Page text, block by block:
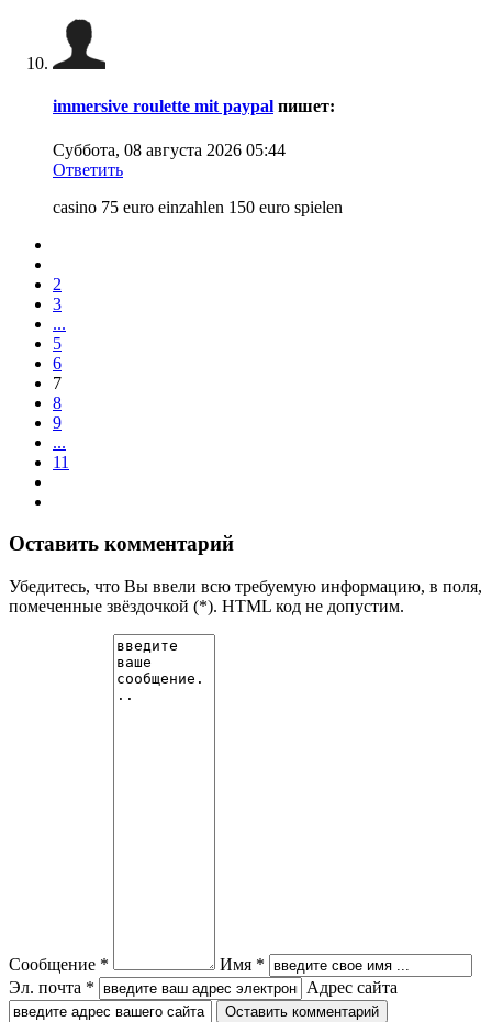
immersive roulette mit paypal пишет:
Суббота, 08 августа 2026 05:44
Ответить
casino 75 euro einzahlen 150 euro spielen
2
3
...
5
6
7
8
9
...
11
Оставить комментарий
Убедитесь, что Вы ввели всю требуемую информацию, в поля,
помеченные звёздочкой (*). HTML код не допустим.
Сообщение *
Имя *
Эл. почта *
Адрес сайта